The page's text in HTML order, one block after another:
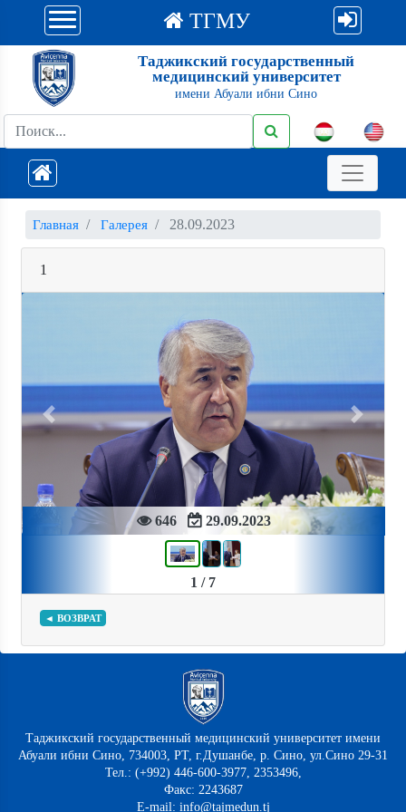
ТГМУ
Таджикский государственный
медицинский университет
имени Абуали ибни Сино
Главная Галерея 28.09.2023
1
646 29.09.2023
Previous Next
1 / 7
◄ ВОЗВРАТ
Таджикский государственный медицинский университет имени
Абуали ибни Сино, 734003, РТ, г.Душанбе, р. Сино, ул.Сино 29-31
Тел.: (+992) 446-600-3977, 2353496,
Факс: 2243687
E-mail: info@tajmedun.tj